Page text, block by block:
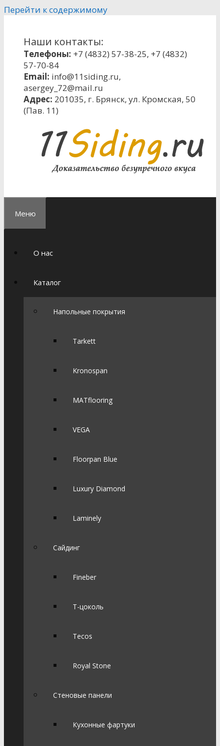
Перейти к содержимому
Наши контакты:
Телефоны: +7 (4832) 57-38-25, +7 (4832)
57-70-84
Email: info@11siding.ru,
asergey_72@mail.ru
Адрес: 201035, г. Брянск, ул. Кромская, 50
(Пав. 11)
Меню
О нас
Каталог
Напольные покрытия
Tarkett
Kronospan
MATflooring
VEGA
Floorpan Blue
Luxury Diamond
Laminely
Сайдинг
Fineber
Т-цоколь
Tecos
Royal Stone
Стеновые панели
Кухонные фартуки